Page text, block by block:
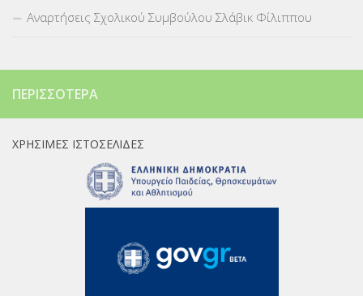
Αναρτήσεις Σχολικού Συμβούλου Σλάβικ Φίλιππου
ΠΕΡΙΣΣΌΤΕΡΑ
ΧΡΉΣΙΜΕΣ ΙΣΤΟΣΕΛΊΔΕΣ